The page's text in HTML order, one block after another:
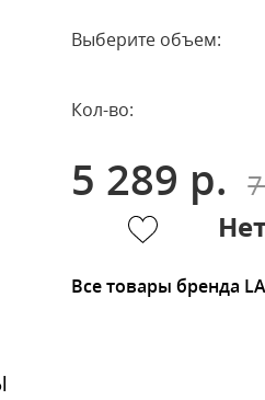
Выберите объем:
Кол-во:
5 289 р.
Все товары бренда